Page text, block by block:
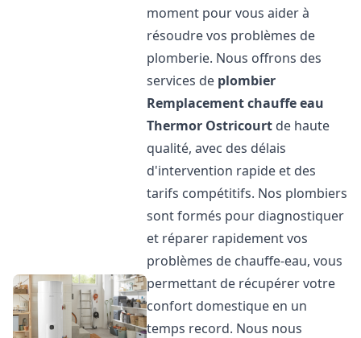
moment pour vous aider à
résoudre vos problèmes de
plomberie. Nous offrons des
services de plombier
Remplacement chauffe eau
Thermor Ostricourt de haute
qualité, avec des délais
d'intervention rapide et des
tarifs compétitifs. Nos plombiers
sont formés pour diagnostiquer
et réparer rapidement vos
problèmes de chauffe-eau, vous
permettant de récupérer votre
confort domestique en un
temps record. Nous nous